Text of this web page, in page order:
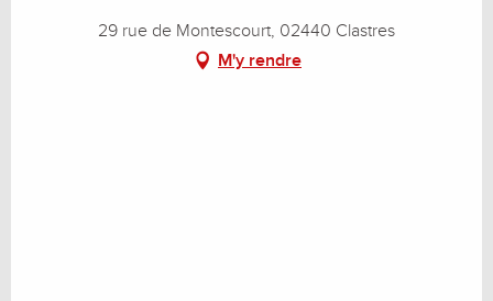
29 rue de Montescourt, 02440 Clastres
M'y rendre